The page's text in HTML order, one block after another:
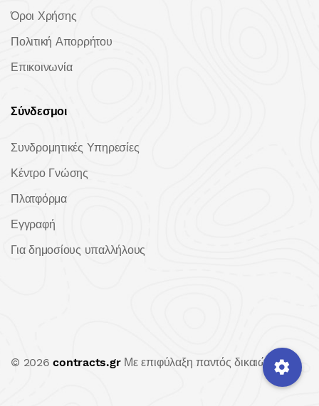
Όροι Χρήσης
Πολιτική Απορρήτου
Επικοινωνία
Σύνδεσμοι
Συνδρομητικές Υπηρεσίες
Κέντρο Γνώσης
Πλατφόρμα
Εγγραφή
Για δημοσίους υπαλλήλους
© 2026contracts.grΜε επιφύλαξη παντός δικαιώματος.
settings